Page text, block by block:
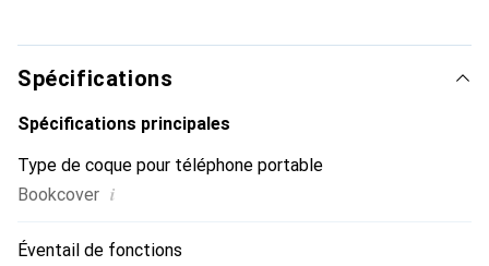
haute qualité, la marque Noreve est un choix sûr pour une
clientèle exigeante.
Spécifications
Spécifications principales
Type de coque pour téléphone portable
Bookcover i
Éventail de fonctions